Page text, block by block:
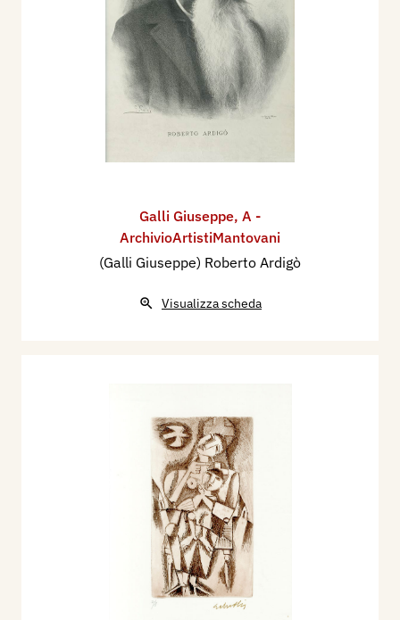
Galli Giuseppe, A -
ArchivioArtistiMantovani
(Galli Giuseppe) Roberto Ardigò
Visualizza scheda